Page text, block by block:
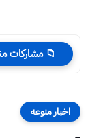
📁 مشاركات
اخبار منوعه